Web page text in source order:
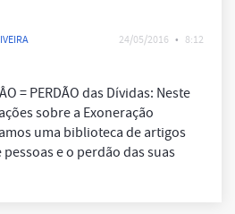
24/05/2016 • 8:12
= PERDÃO das Dívidas: Neste
sobre a Exoneração
uma biblioteca de artigos
e o perdão das suas